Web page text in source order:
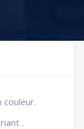
couleur.
.